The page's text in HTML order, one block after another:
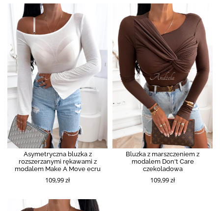
Asymetryczna bluzka z
rozszerzanymi rękawami z
modalem Make A Move ecru
109,99 zł
Bluzka z marszczeniem z
modalem Don't Care
czekoladowa
109,99 zł